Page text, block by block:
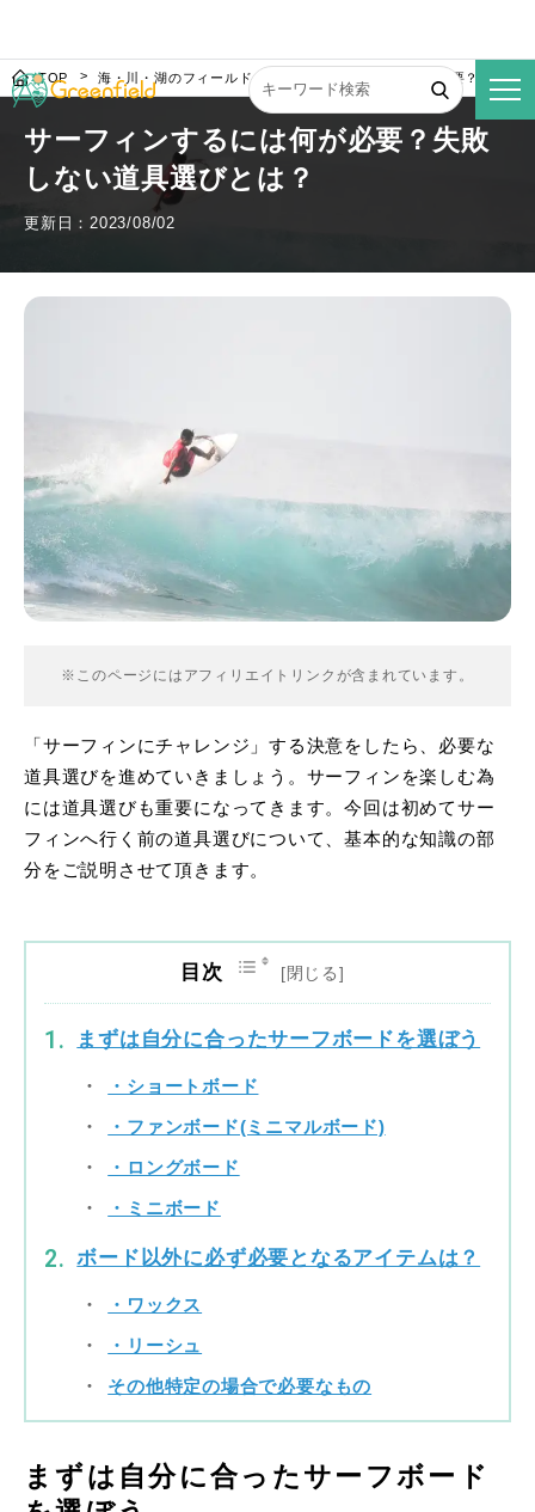
TOP 海・川・湖のフィールド サーフィンするには何が必要？失敗し
サーフィンするには何が必要？失敗
しない道具選びとは？
更新日：2023/08/02
※このページにはアフィリエイトリンクが含まれています。
「サーフィンにチャレンジ」する決意をしたら、必要な
道具選びを進めていきましょう。サーフィンを楽しむ為
には道具選びも重要になってきます。今回は初めてサー
フィンへ行く前の道具選びについて、基本的な知識の部
分をご説明させて頂きます。
目次
まずは自分に合ったサーフボードを選ぼう
・ショートボード
・ファンボード(ミニマルボード)
・ロングボード
・ミニボード
ボード以外に必ず必要となるアイテムは？
・ワックス
・リーシュ
その他特定の場合で必要なもの
まずは自分に合ったサーフボード